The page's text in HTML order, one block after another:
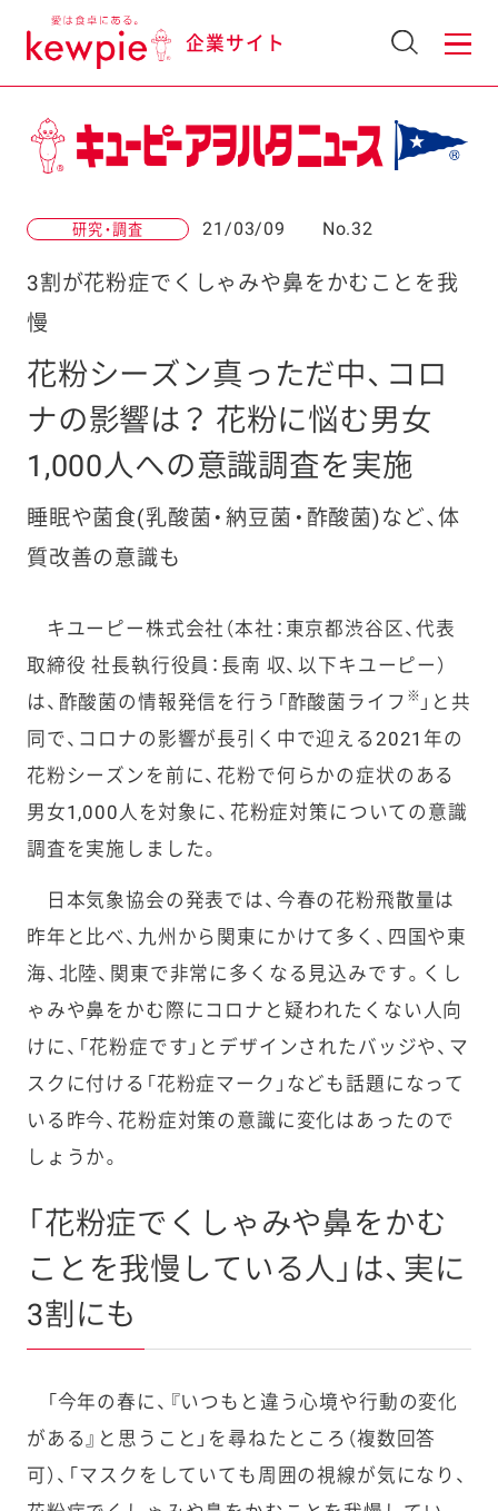
企業サイト
研究・調査 21/03/09 No.32
3割が花粉症でくしゃみや鼻をかむことを我
慢
花粉シーズン真っただ中、コロ
ナの影響は？ 花粉に悩む男女
1,000人への意識調査を実施
睡眠や菌食(乳酸菌・納豆菌・酢酸菌)など、体
質改善の意識も
キユーピー株式会社（本社：東京都渋谷区、代表
取締役 社長執行役員：長南 収、以下キユーピー）
は、酢酸菌の情報発信を行う「酢酸菌ライフ ※ 」と共
同で、コロナの影響が長引く中で迎える2021年の
花粉シーズンを前に、花粉で何らかの症状のある
男女1,000人を対象に、花粉症対策についての意識
調査を実施しました。
日本気象協会の発表では、今春の花粉飛散量は
昨年と比べ、九州から関東にかけて多く、四国や東
海、北陸、関東で非常に多くなる見込みです。くし
ゃみや鼻をかむ際にコロナと疑われたくない人向
けに、「花粉症です」とデザインされたバッジや、マ
スクに付ける「花粉症マーク」なども話題になって
いる昨今、花粉症対策の意識に変化はあったので
しょうか。
「花粉症でくしゃみや鼻をかむ
ことを我慢している人」は、実に
3割にも
「今年の春に、『いつもと違う心境や行動の変化
がある』と思うこと」を尋ねたところ（複数回答
可）、「マスクをしていても周囲の視線が気になり、